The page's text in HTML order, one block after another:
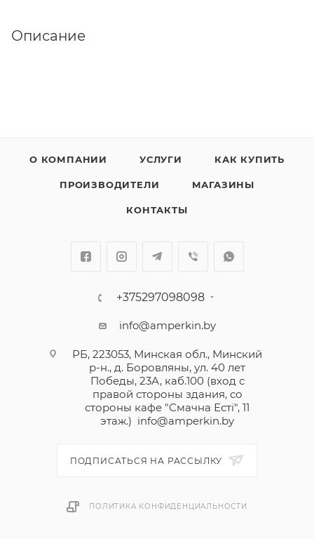
Описание
О КОМПАНИИ УСЛУГИ КАК КУПИТЬ
ПРОИЗВОДИТЕЛИ МАГАЗИНЫ
КОНТАКТЫ
+375297098098
info@amperkin.by
РБ, 223053, Минская обл., Минский
р-н., д. Боровляны, ул. 40 лет
Победы, 23А, каб.100 (вход с
правой стороны здания, со
стороны кафе "Смачна Естi", 11
этаж.) info@amperkin.by
ПОДПИСАТЬСЯ НА РАССЫЛКУ
ПОЛИТИКА КОНФИДЕНЦИАЛЬНОСТИ